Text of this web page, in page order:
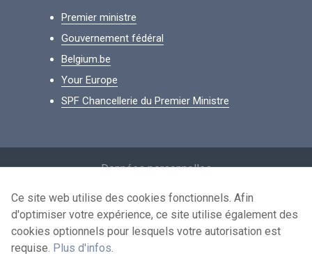
Premier ministre
Gouvernement fédéral
Belgium.be
Your Europe
SPF Chancellerie du Premier Ministre
Données personnelles
Conditions de réutilisation
Contactez-nous
Ce site web utilise des cookies fonctionnels. Afin
d'optimiser votre expérience, ce site utilise également des
cookies optionnels pour lesquels votre autorisation est
requise. Plus d'infos.